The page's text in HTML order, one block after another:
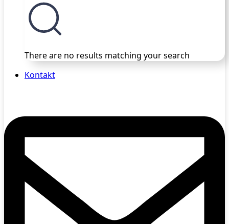
There are no results matching your search
Kontakt